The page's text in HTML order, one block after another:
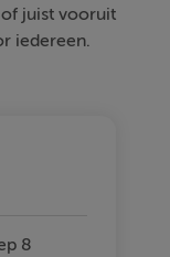
juist vooruit
iedereen.
8